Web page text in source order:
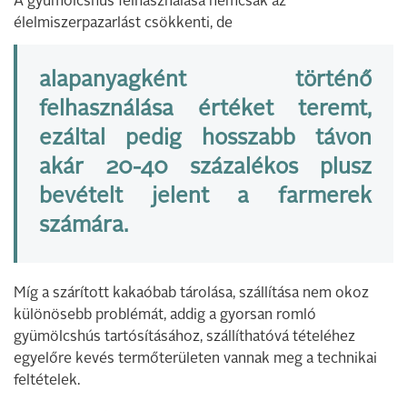
élelmiszerpazarlást csökkenti, de
alapanyagként történő
felhasználása értéket teremt,
ezáltal pedig hosszabb távon
akár 20-40 százalékos plusz
bevételt jelent a farmerek
számára.
Míg a szárított kakaóbab tárolása, szállítása nem okoz
különösebb problémát, addig a gyorsan romló
gyümölcshús tartósításához, szállíthatóvá tételéhez
egyelőre kevés termőterületen vannak meg a technikai
feltételek.